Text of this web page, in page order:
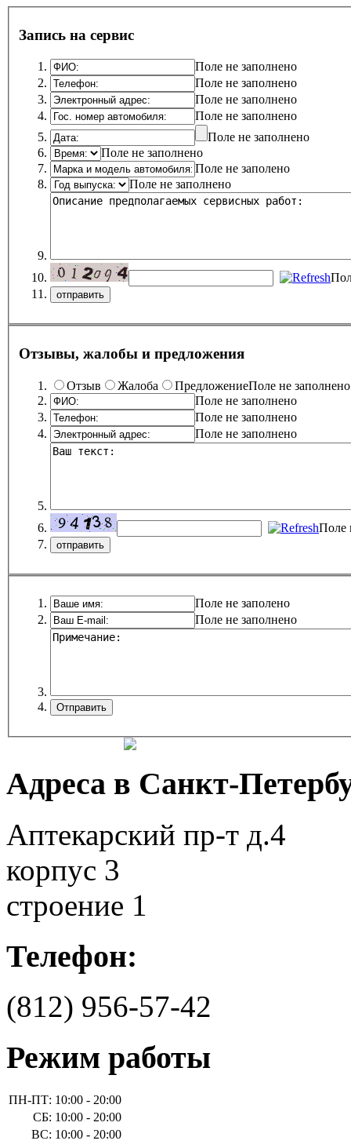
Запись на сервис
Поле не заполнено
Поле не заполнено
Поле не заполнено
Поле не заполнено
Поле не заполнено
Поле не заполнено
Поле не заполено
Поле не заполнено
Отзывы, жалобы и предложения
Отзыв Жалоба ПредложениеПоле не заполнено
Поле не заполнено
Поле не заполнено
Поле не заполнено
Поле
Поле не заполено
Поле не заполнено
Адреса в Санкт-
Аптекарский пр-т д.4
корпус 3
строение 1
Телефон:
(812) 956-57-42
Режим работы
ПН-ПТ: 10:00 - 20:00
СБ: 10:00 - 20:00
ВС: 10:00 - 20:00